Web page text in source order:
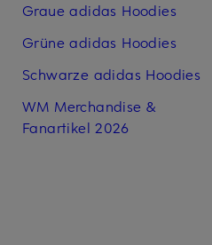
Graue adidas Hoodies
Grüne adidas Hoodies
Schwarze adidas Hoodies
WM Merchandise &
Fanartikel 2026